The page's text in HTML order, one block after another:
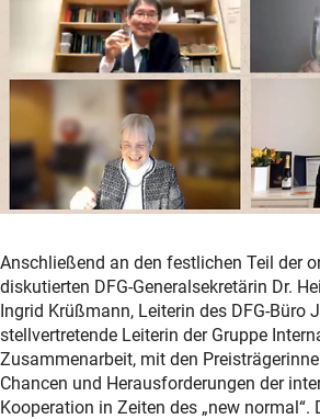
Anschließend an den festlichen Teil der
diskutierten DFG-Generalsekretärin Dr.
Ingrid Krüßmann, Leiterin des DFG-Büro
stellvertretende Leiterin der Gruppe
Zusammenarbeit, mit den
Chancen und Herausforderungen der
Kooperation in Zeiten des „new normal“.